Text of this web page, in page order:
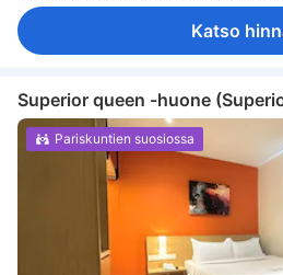
Katso
Superior queen -huone
Pariskuntien suosiossa